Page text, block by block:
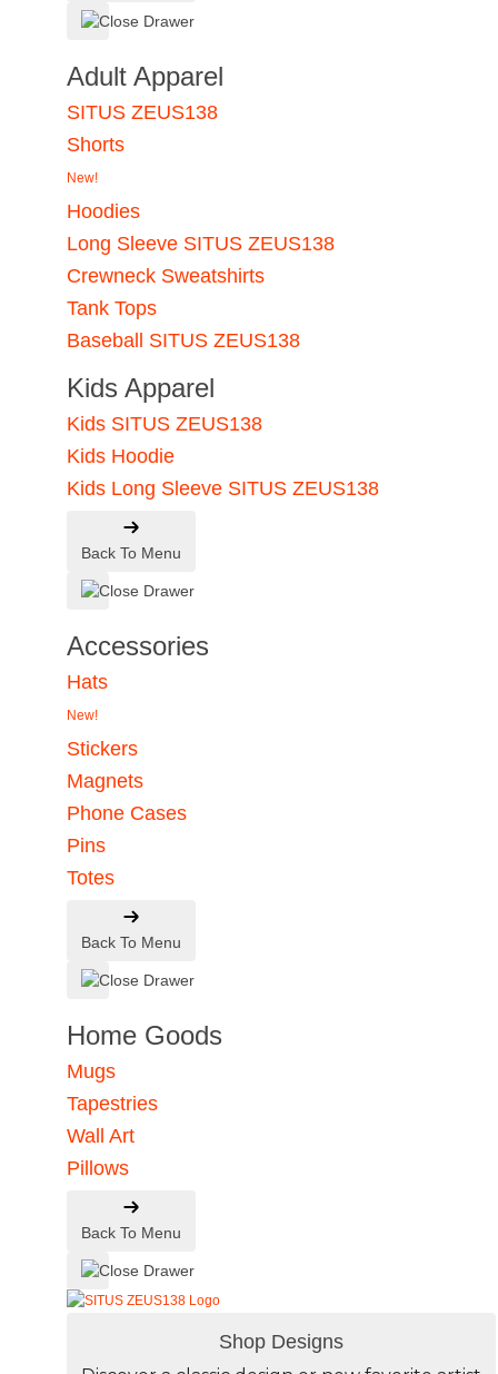
Adult Apparel
SITUS ZEUS138
Shorts
New!
Hoodies
Long Sleeve SITUS ZEUS138
Crewneck Sweatshirts
Tank Tops
Baseball SITUS ZEUS138
Kids Apparel
Kids SITUS ZEUS138
Kids Hoodie
Kids Long Sleeve SITUS ZEUS138
Back To Menu
Accessories
Hats
New!
Stickers
Magnets
Phone Cases
Pins
Totes
Back To Menu
Home Goods
Mugs
Tapestries
Wall Art
Pillows
Back To Menu
Shop Designs